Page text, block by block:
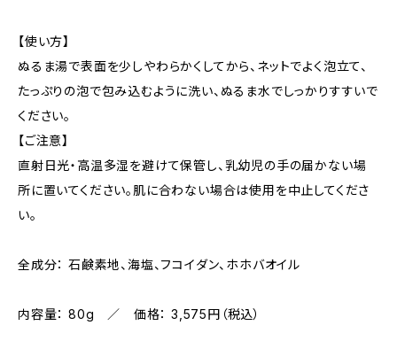
【使い方】
ぬるま湯で表面を少しやわらかくしてから、ネットでよく泡立て、
たっぷりの泡で包み込むように洗い、ぬるま水でしっかりすすいで
ください。
【ご注意】
直射日光・高温多湿を避けて保管し、乳幼児の手の届かない場
所に置いてください。肌に合わない場合は使用を中止してくださ
い。
全成分： 石鹸素地、海塩、フコイダン、ホホバオイル
内容量： 80g ／ 価格： 3,575円（税込）